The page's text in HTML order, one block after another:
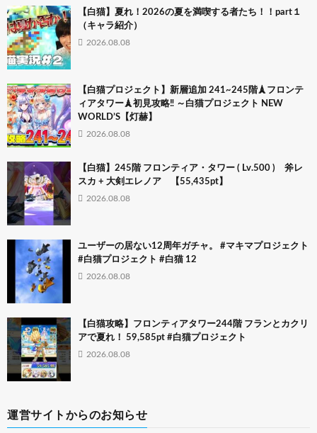
【白猫】夏れ！2026の夏を満喫する者たち！！part１
（キャラ紹介）
2026.08.08
【白猫プロジェクト】新層追加 241~245階🗼フロンテ
ィアタワー🗼初見攻略‼ ～白猫プロジェクト NEW
WORLD’S【灯赫】
2026.08.08
【白猫】245階 フロンティア・タワー ( Lv.500 ) 斧レ
スカ + 大剣エレノア 【55,435pt】
2026.08.08
ユーザーの居ない12周年ガチャ。 #マキマプロジェクト
#白猫プロジェクト #白猫 12
2026.08.08
【白猫攻略】フロンティアタワー244階 フランとカクリ
アで夏れ！ 59,585pt #白猫プロジェクト
2026.08.08
運営サイトからのお知らせ